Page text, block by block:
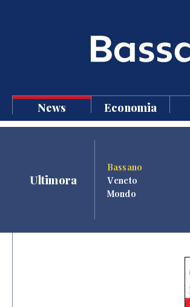
News Economia
Ultimora
Bassano
Veneto
Mondo